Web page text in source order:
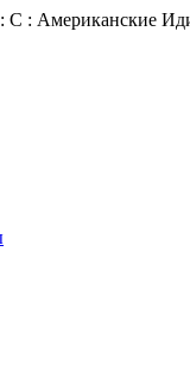
: C : Американские